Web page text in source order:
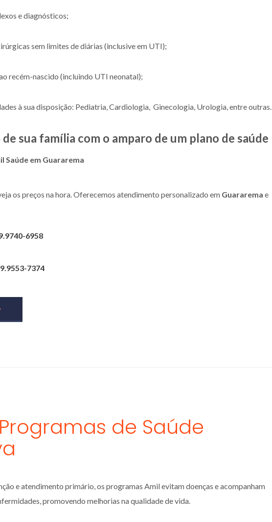
e diagnósticos;
sem limites de diárias (inclusive em UTI);
recém-nascido (incluindo UTI neonatal);
à sua disposição: Pediatria, Cardiologia, Ginecologia, Urologia, entre outras.
sua família com o amparo de um plano de saúde
Saúde em Guararema
os preços na hora. Oferecemos atendimento personalizado em Guararema e
6958
7374
de Saúde
e atendimento primário, os programas Amil evitam doenças e acompanham
promovendo melhorias na qualidade de vida.